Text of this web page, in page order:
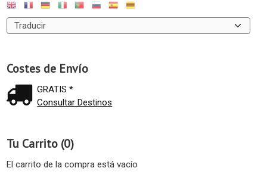
Costes de Envío
GRATIS *
Consultar Destinos
Tu Carrito (0)
El carrito de la compra está vacío